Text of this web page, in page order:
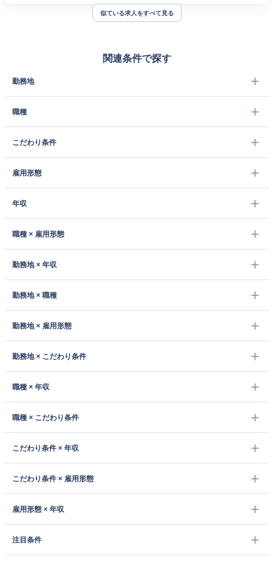
似ている求人をすべて見る
関連条件で探す
勤務地
職種
こだわり条件
雇用形態
年収
職種 × 雇用形態
勤務地 × 年収
勤務地 × 職種
勤務地 × 雇用形態
勤務地 × こだわり条件
職種 × 年収
職種 × こだわり条件
こだわり条件 × 年収
こだわり条件 × 雇用形態
雇用形態 × 年収
注目条件